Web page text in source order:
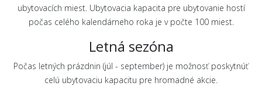
ubytovacích miest. Ubytovacia kapacita pre ubytovanie hostí
počas celého kalendárneho roka je v počte 100 miest.
Letná sezóna
Počas letných prázdnin (júl - september) je možnosť poskytnúť
celú ubytovaciu kapacitu pre hromadné akcie.